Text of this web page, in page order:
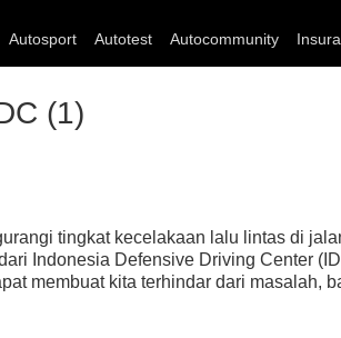
Autosport Autotest Autocommunity
(1)
tingkat kecelakaan lalu lintas di
Indonesia Defensive Driving Center
membuat kita terhindar dari masalah,